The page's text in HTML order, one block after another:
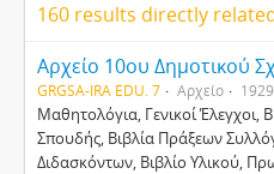
160 results directly
Αρχείο 10ου Δημοτικού
GRGSA-IRA EDU. 7 Αρχείο
Mαθητολόγια, Γενικοί Έλεγχοι,
Σπουδής, Βιβλία Πράξεων
Διδασκόντων, Bιβλίο Yλικού,